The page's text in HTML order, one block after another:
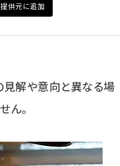
提供元に追加
解や意向と異なる場
ん。